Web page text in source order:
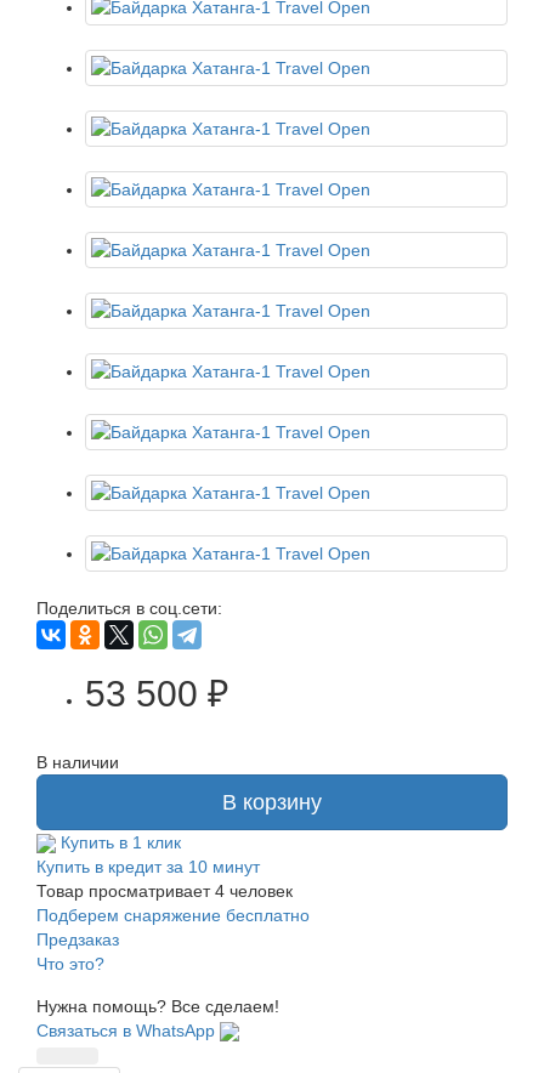
Поделиться в соц.сети:
53 500 ₽
В наличии
В корзину
Купить в 1 клик
Купить в кредит за 10 минут
Товар просматривает4 человек
Подберем снаряжение бесплатно
Предзаказ
Что это?
Нужна помощь? Все сделаем!
Связаться в WhatsApp